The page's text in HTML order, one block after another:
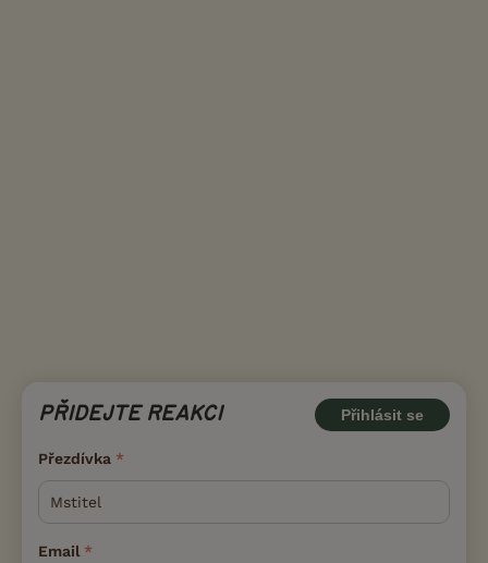
PŘIDEJTE REAKCI Přihlásit se
Přezdívka
Email